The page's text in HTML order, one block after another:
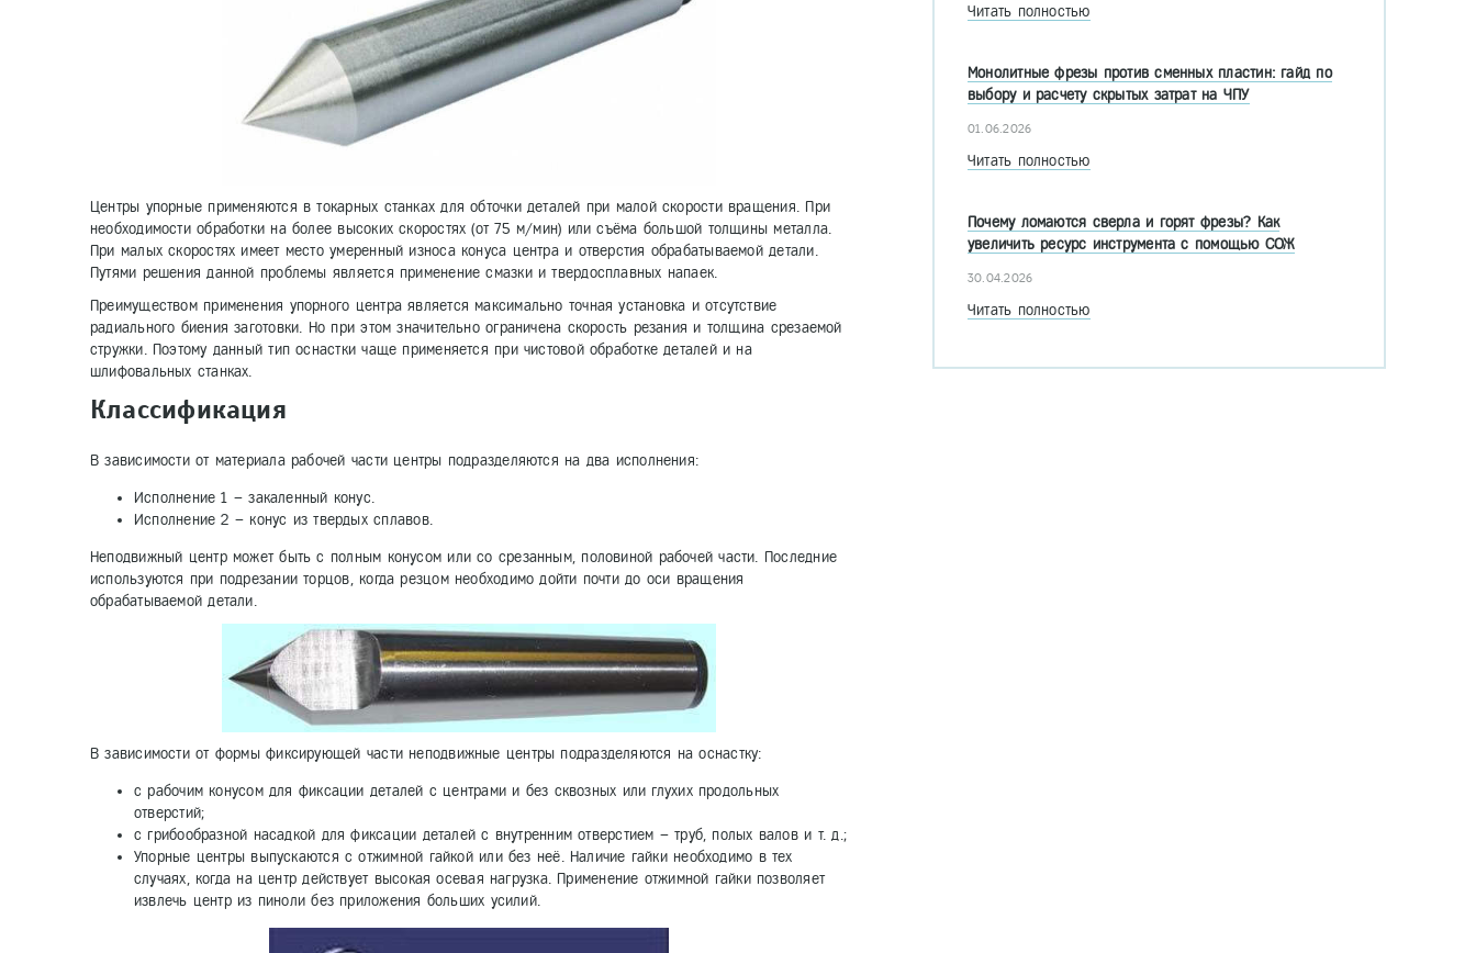
Центры упорные применяются в токарных станках для обточки деталей при малой скорости вращения. При
необходимости обработки на более высоких скоростях (от 75 м/мин) или съёма большой толщины металла.
При малых скоростях имеет место умеренный износа конуса центра и отверстия обрабатываемой детали.
Путями решения данной проблемы является применение смазки и твердосплавных напаек.
Преимуществом применения упорного центра является максимально точная установка и отсутствие
радиального биения заготовки. Но при этом значительно ограничена скорость резания и толщина срезаемой
стружки. Поэтому данный тип оснастки чаще применяется при чистовой обработке деталей и на
шлифовальных станках.
Классификация
В зависимости от материала рабочей части центры подразделяются на два исполнения:
Исполнение 1 – закаленный конус.
Исполнение 2 – конус из твердых сплавов.
Неподвижный центр может быть с полным конусом или со срезанным, половиной рабочей части. Последние
используются при подрезании торцов, когда резцом необходимо дойти почти до оси вращения
обрабатываемой детали.
В зависимости от формы фиксирующей части неподвижные центры подразделяются на оснастку:
с рабочим конусом для фиксации деталей с центрами и без сквозных или глухих продольных
отверстий;
с грибообразной насадкой для фиксации деталей с внутренним отверстием – труб, полых валов и т. д.;
Упорные центры выпускаются с отжимной гайкой или без неё. Наличие гайки необходимо в тех
случаях, когда на центр действует высокая осевая нагрузка. Применение отжимной гайки позволяет
извлечь центр из пиноли без приложения больших усилий.
Читать полностью
Монолитные фрезы против сменных пластин: гайд по
выбору и расчету скрытых затрат на ЧПУ
01.06.2026
Читать полностью
Почему ломаются сверла и горят фрезы? Как
увеличить ресурс инструмента с помощью СОЖ
30.04.2026
Читать полностью